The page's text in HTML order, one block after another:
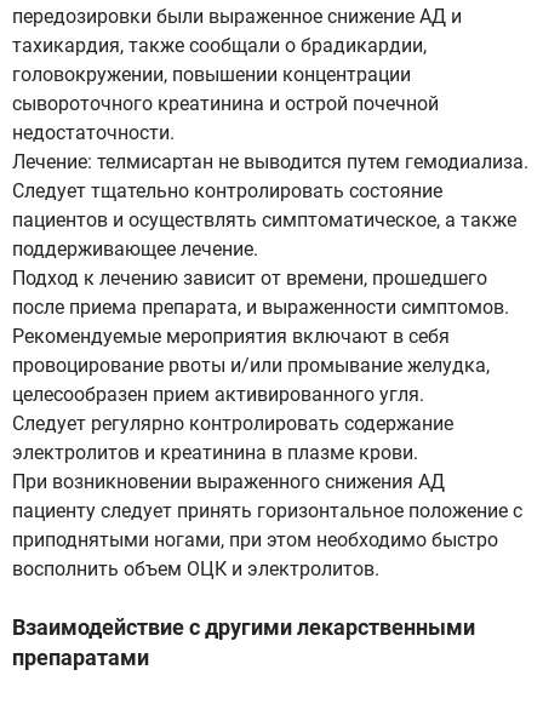
передозировки были выраженное снижение АД и
тахикардия, также сообщали о брадикардии,
головокружении, повышении концентрации
сывороточного креатинина и острой почечной
недостаточности.
Лечение: телмисартан не выводится путем гемодиализа.
Следует тщательно контролировать состояние
пациентов и осуществлять симптоматическое, а также
поддерживающее лечение.
Подход к лечению зависит от времени, прошедшего
после приема препарата, и выраженности симптомов.
Рекомендуемые мероприятия включают в себя
провоцирование рвоты и/или промывание желудка,
целесообразен прием активированного угля.
Следует регулярно контролировать содержание
электролитов и креатинина в плазме крови.
При возникновении выраженного снижения АД
пациенту следует принять горизонтальное положение с
приподнятыми ногами, при этом необходимо быстро
восполнить объем ОЦК и электролитов.
Взаимодействие с другими лекарственными
препаратами